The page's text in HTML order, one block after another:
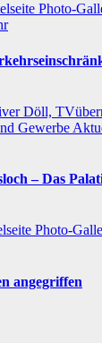
Photo-
Döll,
Gewerbe
– Das
Photo-
angegriffen